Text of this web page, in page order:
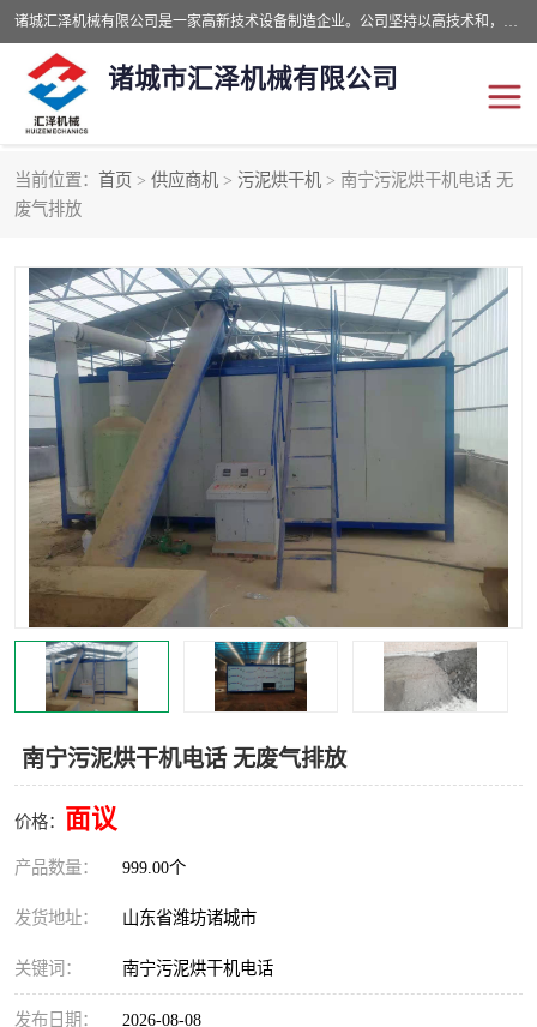
诸城汇泽机械有限公司是一家高新技术设备制造企业。公司坚持以高技术和，高服务于用户，以的环保机械制造设备赢的用户的信赖。现在主要生产死亡畜禽无害化处理和立式和卧式有机肥设备，搅拌机，烘干机，高温发酵机等。污水处理设备，固液分离机。气浮机，化制机等。公司秉承品质，用户至上，科技创新的经营理。
诸城市汇泽机械有限公司
当前位置： 首页 > 供应商机 > 污泥烘干机 > 南宁污泥烘干机电话 无
废气排放
南宁污泥烘干机电话 无废气排放
价格： 面议
产品数量： 999.00个
发货地址： 山东省潍坊诸城市
关键词： 南宁污泥烘干机电话
发布日期： 2026-08-08
发酵设备
鸡粪发酵机 有机肥设备
纳米膜好氧发酵堆肥机 粪污烘干酶体机
膜式堆肥机 纳米膜发酵
膜式发酵仓 分子膜堆肥仓
分子膜发酵堆肥设备